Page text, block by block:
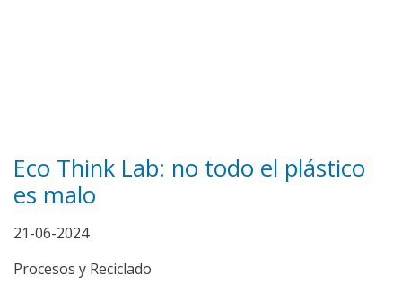
Eco Think Lab: no todo el plástico
es malo
21-06-2024
Procesos y Reciclado